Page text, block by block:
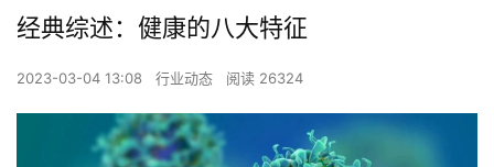
经典综述：健康的八大特征
2023-03-04 13:08 行业动态 阅读 26324